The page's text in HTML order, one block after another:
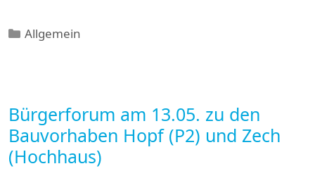
Kategorien
Allgemein
Bürgerforum am 13.05. zu den
Bauvorhaben Hopf (P2) und Zech
(Hochhaus)